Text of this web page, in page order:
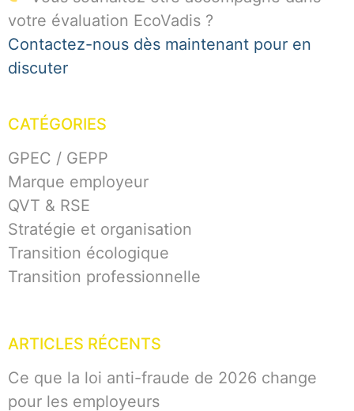
votre évaluation EcoVadis ?
Contactez-nous dès maintenant pour en
discuter
CATÉGORIES
GPEC / GEPP
Marque employeur
QVT & RSE
Stratégie et organisation
Transition écologique
Transition professionnelle
ARTICLES RÉCENTS
Ce que la loi anti-fraude de 2026 change
pour les employeurs